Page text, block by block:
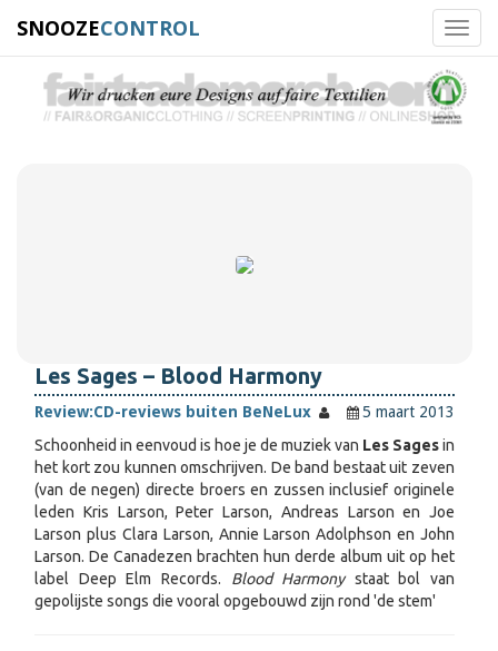
SNOOZECONTROL
Les Sages – Blood Harmony
Review:CD-reviews buiten BeNeLux
5 maart 2013
Schoonheid in eenvoud is hoe je de muziek van Les Sagesin
het kort zou kunnen omschrijven. De band bestaat uit zeven
(van de negen) directe broers en zussen inclusief originele
leden Kris Larson, Peter Larson, Andreas Larson en Joe
Larson plus Clara Larson, Annie Larson Adolphson en John
Larson. De Canadezen brachten hun derde album uit op het
label Deep Elm Records. Blood Harmonystaat bol van
gepolijste songs die vooral opgebouwd zijn rond 'de stem'